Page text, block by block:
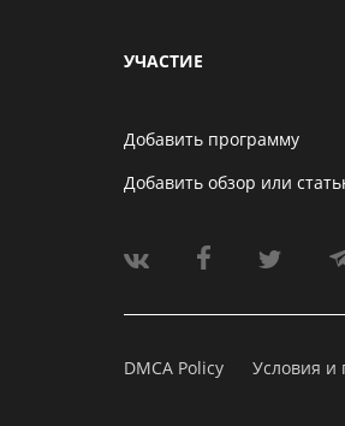
УЧАСТИЕ
Добавить программу
Добавить обзор или
DMCA Policy Условия и